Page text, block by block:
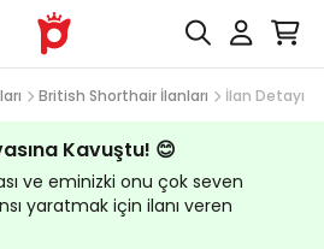
British Shorthair İlanları İlan Detayı
Kavuştu! 😊
ve eminizki onu çok seven
yaratmak için ilanı veren